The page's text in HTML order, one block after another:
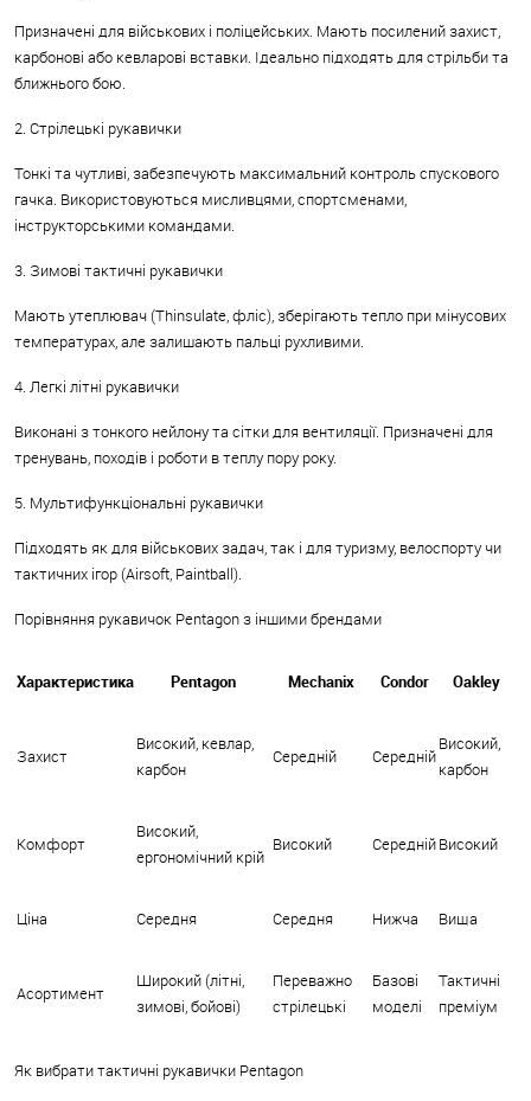
Призначені для військових і поліцейських. Мають посилений захист,
карбонові або кевларові вставки. Ідеально підходять для стрільби та
ближнього бою.
2. Стрілецькі рукавички
Тонкі та чутливі, забезпечують максимальний контроль спускового
гачка. Використовуються мисливцями, спортсменами,
інструкторськими командами.
3. Зимові тактичні рукавички
Мають утеплювач (Thinsulate, фліс), зберігають тепло при мінусових
температурах, але залишають пальці рухливими.
4. Легкі літні рукавички
Виконані з тонкого нейлону та сітки для вентиляції. Призначені для
тренувань, походів і роботи в теплу пору року.
5. Мультифункціональні рукавички
Підходять як для військових задач, так і для туризму, велоспорту чи
тактичних ігор (Airsoft, Paintball).
Порівняння рукавичок Pentagon з іншими брендами
Характеристика Pentagon Mechanix Condor Oakley
Захист
Високий, кевлар,
карбон
Середній Середній
Високий,
карбон
Комфорт
Високий,
ергономічний крій
Високий СереднійВисокий
Ціна Середня Середня Нижча Вища
Асортимент
Широкий (літні,
зимові, бойові)
Переважно
стрілецькі
Базові
моделі
Тактичні
преміум
Як вибрати тактичні рукавички Pentagon